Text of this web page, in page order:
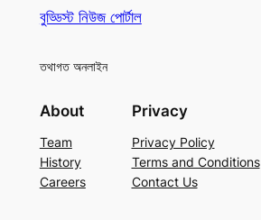
বুড্ডিস্ট নিউজ পোর্টাল
তথাগত অনলাইন
About
Team
History
Careers
Privacy
Privacy Policy
Terms and Conditions
Contact Us